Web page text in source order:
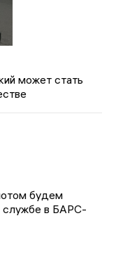
может стать
будем
службе в БАРС-